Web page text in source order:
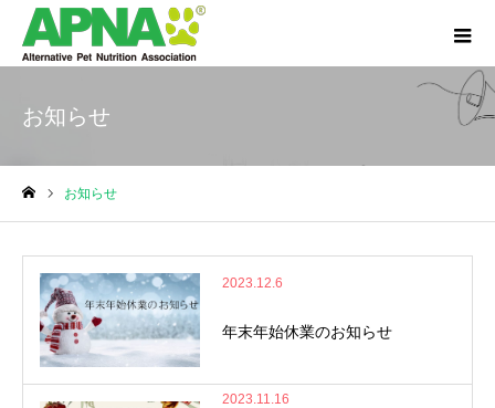
お知らせ
お知らせ
2023.12.6
年末年始休業のお知らせ
2023.11.16